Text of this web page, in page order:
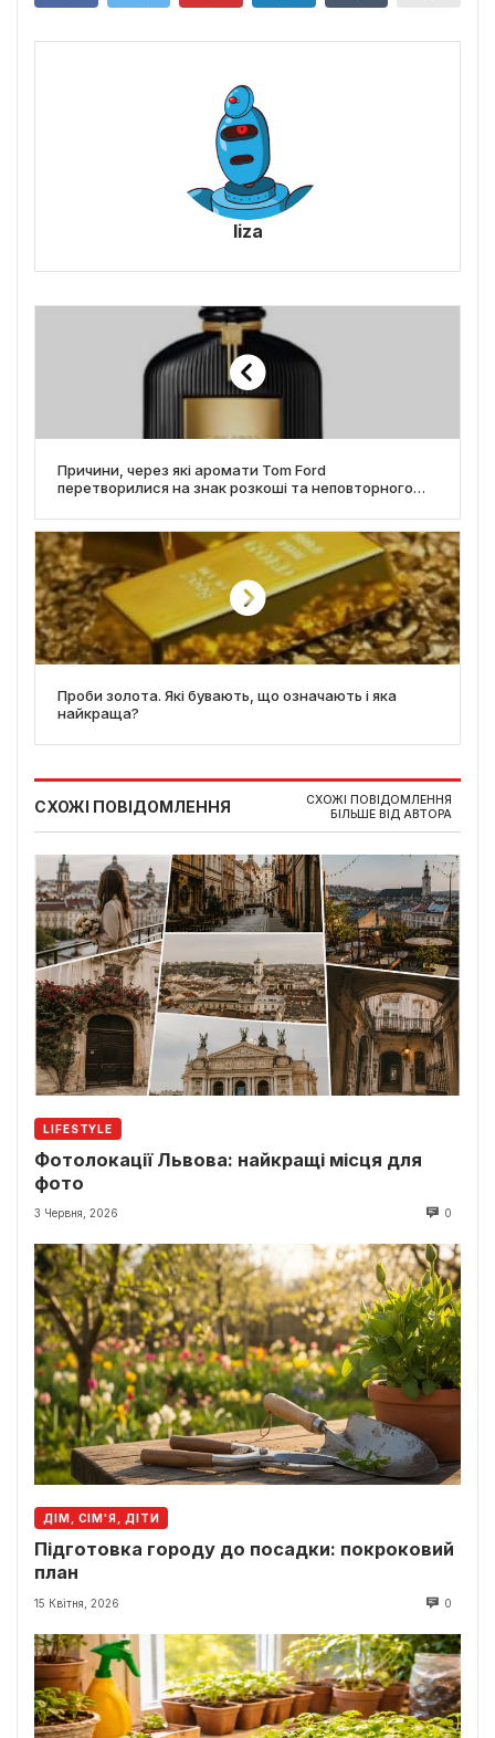
liza
Причини, через які аромати Tom Ford
перетворилися на знак розкоші та неповторного
Проби золота. Які бувають, що означають і яка
найкраща?
СХОЖІ ПОВІДОМЛЕННЯ
СХОЖІ ПОВІДОМЛЕННЯ
БІЛЬШЕ ВІД АВТОРА
LIFESTYLE
Фотолокації Львова: найкращі місця для
фото
3 Червня, 2026 0
ДІМ, СІМ'Я, ДІТИ
Підготовка городу до посадки: покроковий
план
15 Квітня, 2026 0